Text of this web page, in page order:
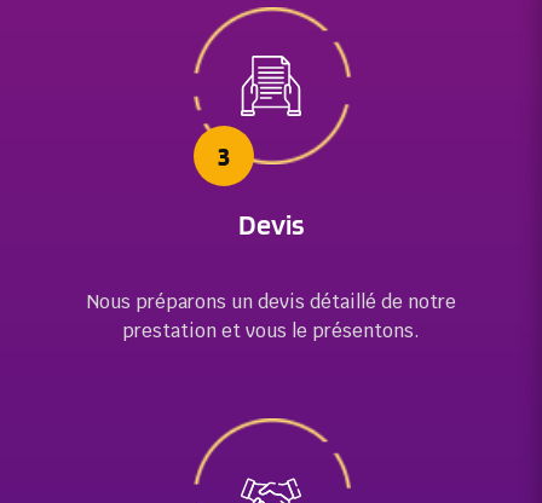
3
Devis
Nous préparons un devis détaillé de notre
prestation et vous le présentons.